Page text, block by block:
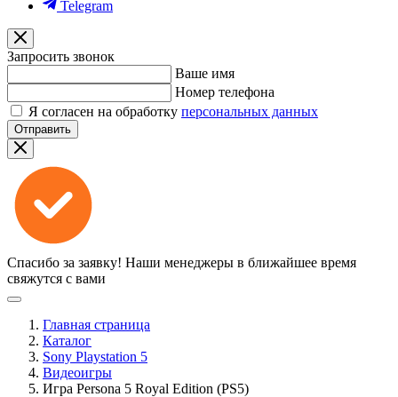
Telegram
Запросить звонок
Ваше имя
Номер телефона
Я согласен на обработку персональных данных
Отправить
Спасибо за заявку! Наши менеджеры в ближайшее время
свяжутся с вами
Главная страница
Каталог
Sony Playstation 5
Видеоигры
Игра Persona 5 Royal Edition (PS5)